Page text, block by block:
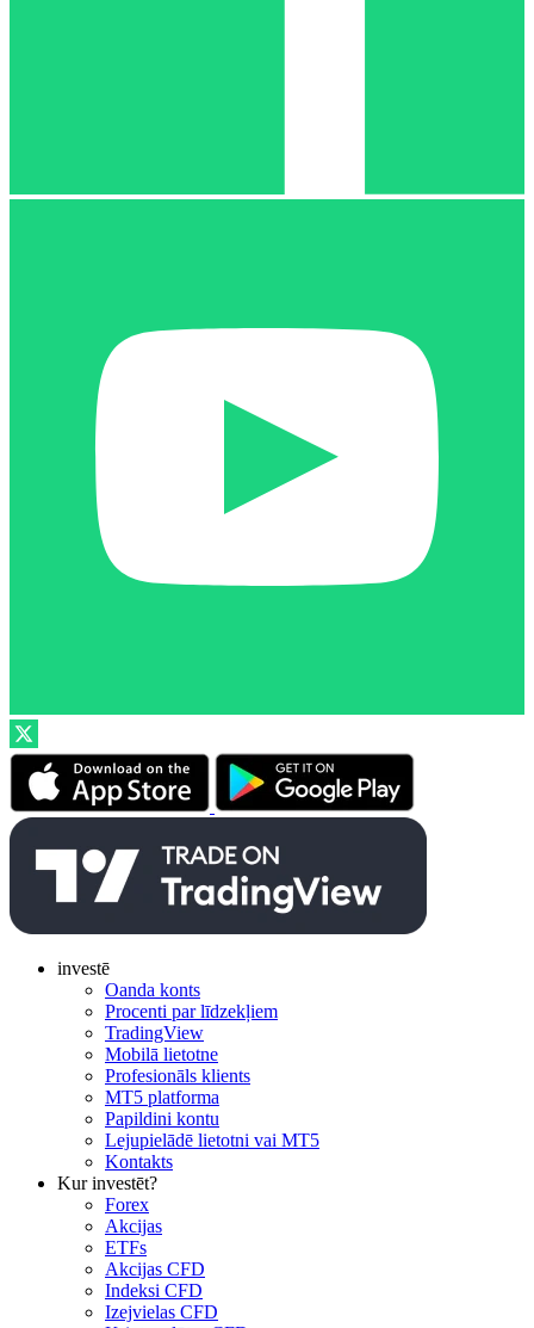
investē
Oanda konts
Procenti par līdzekļiem
TradingView
Mobilā lietotne
Profesionāls klients
MT5 platforma
Papildini kontu
Lejupielādē lietotni vai MT5
Kontakts
Kur investēt?
Forex
Akcijas
ETFs
Akcijas CFD
Indeksi CFD
Izejvielas CFD